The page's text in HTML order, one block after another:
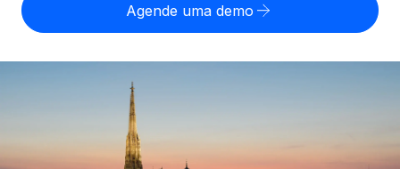
Perguntar a um especialista
Veja como nos comparamos com os outros
Parceiros tecnológicos estratégicos
Integre os RH globais na sua plataforma de forma
English
Deutsch
Início de sessão
Agende uma demo